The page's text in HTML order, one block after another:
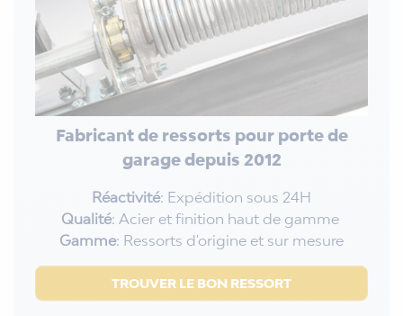
Fabricant de ressorts pour porte de
garage depuis 2012
Réactivité: Expédition sous 24H
Qualité: Acier et finition haut de gamme
Gamme: Ressorts d'origine et sur mesure
TROUVER LE BON RESSORT